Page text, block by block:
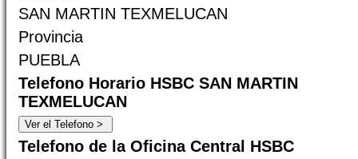
SAN MARTIN TEXMELUCAN
Provincia
PUEBLA
Telefono Horario HSBC SAN MARTIN
TEXMELUCAN
Telefono de la Oficina Central HSBC